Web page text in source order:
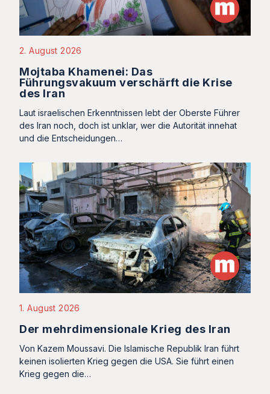
2. August 2026
Mojtaba Khamenei: Das
Führungsvakuum verschärft die Krise
des Iran
Laut israelischen Erkenntnissen lebt der Oberste Führer
des Iran noch, doch ist unklar, wer die Autorität innehat
und die Entscheidungen…
1. August 2026
Der mehrdimensionale Krieg des Iran
Von Kazem Moussavi. Die Islamische Republik Iran führt
keinen isolierten Krieg gegen die USA. Sie führt einen
Krieg gegen die…